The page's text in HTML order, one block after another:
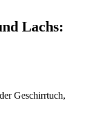
Lachs:
Geschirrtuch,